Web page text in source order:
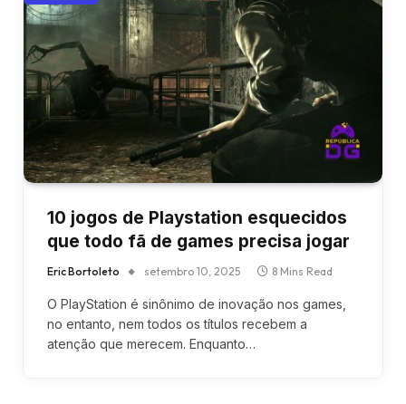
10 jogos de Playstation esquecidos
que todo fã de games precisa jogar
Eric Bortoleto setembro 10, 2025 8 Mins Read
O PlayStation é sinônimo de inovação nos games,
no entanto, nem todos os títulos recebem a
atenção que merecem. Enquanto…